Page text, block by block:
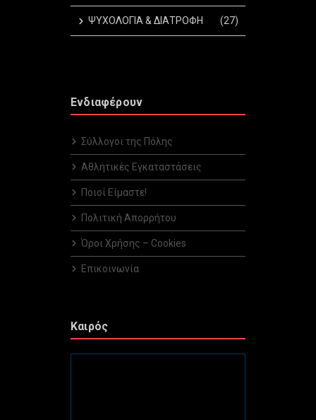
ΨΥΧΟΛΟΓΙΑ & ΔΙΑΤΡΟΦΗ (27)
Ενδιαφέρουν
Σύλλογοι της Πόλης
Αθλητικές Εγκαταστάσεις
Ποιοί Είμαστε!
Πολιτική Απορρήτου
Όροι Χρήσης – Cookies
Επικοινωνία
Καιρός